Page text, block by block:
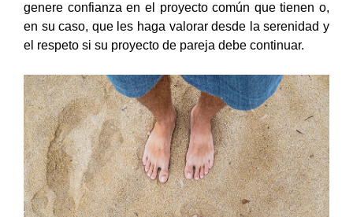
genere confianza en el proyecto común que tienen o,
en su caso, que les haga valorar desde la serenidad y
el respeto si su proyecto de pareja debe continuar.